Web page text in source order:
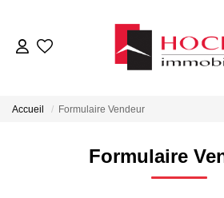
GESTION
Accueil Formulaire Vendeur
Formulaire